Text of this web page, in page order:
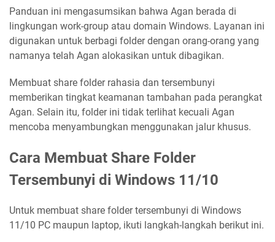
Panduan ini mengasumsikan bahwa Agan berada di
lingkungan work-group atau domain Windows. Layanan ini
digunakan untuk berbagi folder dengan orang-orang yang
namanya telah Agan alokasikan untuk dibagikan.
Membuat share folder rahasia dan tersembunyi
memberikan tingkat keamanan tambahan pada perangkat
Agan. Selain itu, folder ini tidak terlihat kecuali Agan
mencoba menyambungkan menggunakan jalur khusus.
Cara Membuat Share Folder
Tersembunyi di Windows 11/10
Untuk membuat share folder tersembunyi di Windows
11/10 PC maupun laptop, ikuti langkah-langkah berikut ini.